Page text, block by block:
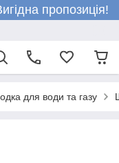
пропозиція!
для води та газу